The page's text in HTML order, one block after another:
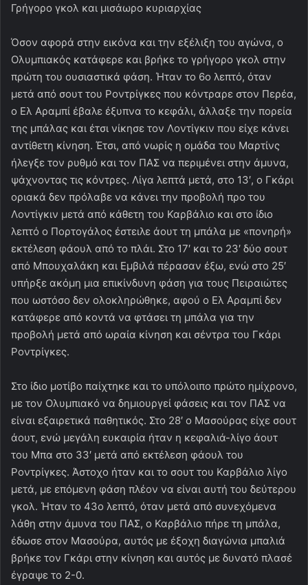
Γρήγορο γκολ και μισάωρο κυριαρχίας
Όσον αφορά στην εικόνα και την εξέλιξη του αγώνα, ο
Ολυμπιακός κατάφερε και βρήκε το γρήγορο γκολ στην
πρώτη του ουσιαστικά φάση. Ήταν το 6ο λεπτό, όταν
μετά από σουτ του Ροντρίγκες που κόντραρε στον Περέα,
ο Ελ Αραμπί έβαλε έξυπνα το κεφάλι, άλλαξε την πορεία
της μπάλας και έτσι νίκησε τον Λοντίγκιν που είχε κάνει
αντίθετη κίνηση. Έτσι, από νωρίς η ομάδα του Μαρτίνς
ήλεγξε τον ρυθμό και τον ΠΑΣ να περιμένει στην άμυνα,
ψάχνοντας τις κόντρες. Λίγα λεπτά μετά, στο 13′, ο Γκάρι
οριακά δεν πρόλαβε να κάνει την προβολή προ του
Λοντίγκιν μετά από κάθετη του Καρβάλιο και στο ίδιο
λεπτό ο Πορτογάλος έστειλε άουτ τη μπάλα με «πονηρή»
εκτέλεση φάουλ από το πλάι. Στο 17′ και το 23′ δύο σουτ
από Μπουχαλάκη και Εμβιλά πέρασαν έξω, ενώ στο 25′
υπήρξε ακόμη μια επικίνδυνη φάση για τους Πειραιώτες
που ωστόσο δεν ολοκληρώθηκε, αφού ο Ελ Αραμπί δεν
κατάφερε από κοντά να φτάσει τη μπάλα για την
προβολή μετά από ωραία κίνηση και σέντρα του Γκάρι
Ροντρίγκες.
Στο ίδιο μοτίβο παίχτηκε και το υπόλοιπο πρώτο ημίχρονο,
με τον Ολυμπιακό να δημιουργεί φάσεις και τον ΠΑΣ να
είναι εξαιρετικά παθητικός. Στο 28′ ο Μασούρας είχε σουτ
άουτ, ενώ μεγάλη ευκαιρία ήταν η κεφαλιά-λίγο άουτ
του Μπα στο 33′ μετά από εκτέλεση φάουλ του
Ροντρίγκες. Άστοχο ήταν και το σουτ του Καρβάλιο λίγο
μετά, με επόμενη φάση πλέον να είναι αυτή του δεύτερου
γκολ. Ήταν το 43ο λεπτό, όταν μετά από συνεχόμενα
λάθη στην άμυνα του ΠΑΣ, ο Καρβάλιο πήρε τη μπάλα,
έδωσε στον Μασούρα, αυτός με έξοχη διαγώνια μπαλιά
βρήκε τον Γκάρι στην κίνηση και αυτός με δυνατό πλασέ
έγραψε το 2-0.